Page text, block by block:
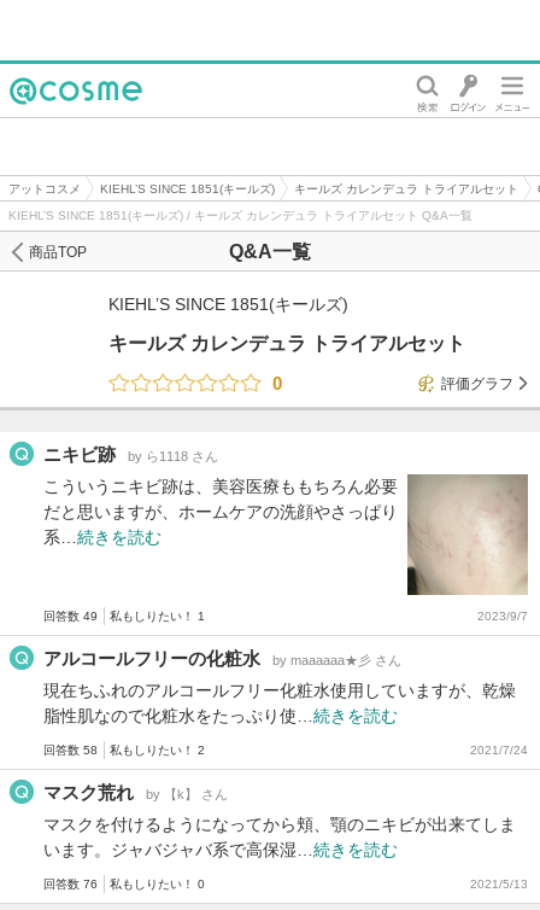
アットコスメ KIEHL’S SINCE 1851(キールズ) キールズ カレンデュラ トライアルセット
KIEHL’S SINCE 1851(キールズ) / キールズ カレンデュラ トライアルセット Q&A一覧
Q&A一覧
商品TOP
KIEHL’S SINCE 1851(キールズ)
キールズ カレンデュラ トライアルセット
0
評価グラフ
ニキビ跡 by ら1118 さん
こういうニキビ跡は、美容医療ももちろん必要
だと思いますが、ホームケアの洗顔やさっぱり
系… 続きを読む
回答数 49 私もしりたい！ 1 2023/9/7
アルコールフリーの化粧水 by maaaaaa★彡 さん
現在ちふれのアルコールフリー化粧水使用していますが、乾燥
脂性肌なので化粧水をたっぷり使… 続きを読む
回答数 58 私もしりたい！ 2 2021/7/24
マスク荒れ by 【k】 さん
マスクを付けるようになってから頬、顎のニキビが出来てしま
います。ジャバジャバ系で高保湿… 続きを読む
回答数 76 私もしりたい！ 0 2021/5/13